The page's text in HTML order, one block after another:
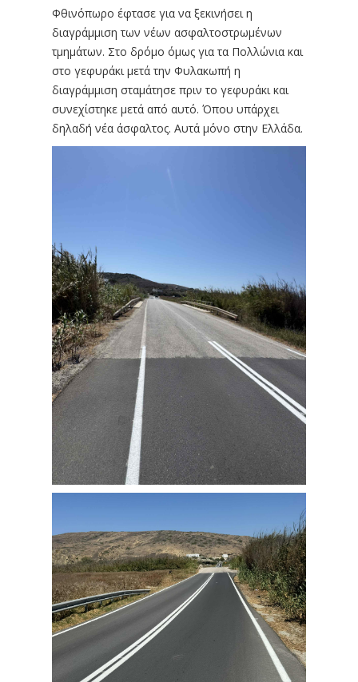
Φθινόπωρο έφτασε για να ξεκινήσει η
διαγράμμιση των νέων ασφαλτοστρωμένων
τμημάτων. Στο δρόμο όμως για τα Πολλώνια και
στο γεφυράκι μετά την Φυλακωπή η
διαγράμμιση σταμάτησε πριν το γεφυράκι και
συνεχίστηκε μετά από αυτό. Όπου υπάρχει
δηλαδή νέα άσφαλτος. Αυτά μόνο στην Ελλάδα.